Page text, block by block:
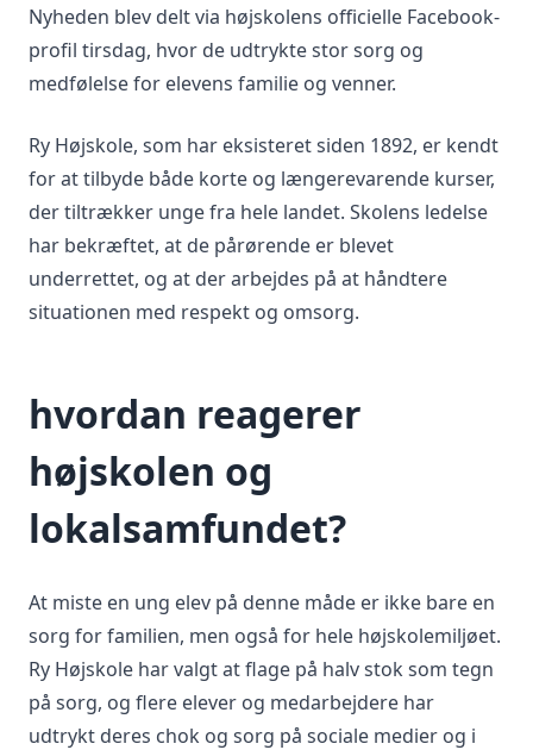
Nyheden blev delt via højskolens officielle Facebook-
profil tirsdag, hvor de udtrykte stor sorg og
medfølelse for elevens familie og venner.
Ry Højskole, som har eksisteret siden 1892, er kendt
for at tilbyde både korte og længerevarende kurser,
der tiltrækker unge fra hele landet. Skolens ledelse
har bekræftet, at de pårørende er blevet
underrettet, og at der arbejdes på at håndtere
situationen med respekt og omsorg.
hvordan reagerer
højskolen og
lokalsamfundet?
At miste en ung elev på denne måde er ikke bare en
sorg for familien, men også for hele højskolemiljøet.
Ry Højskole har valgt at flage på halv stok som tegn
på sorg, og flere elever og medarbejdere har
udtrykt deres chok og sorg på sociale medier og i